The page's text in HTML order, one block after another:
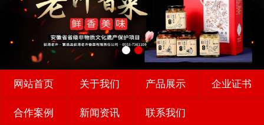
网站首页 关于我们 产品展示 企业证书
合作案例 新闻资讯 联系我们